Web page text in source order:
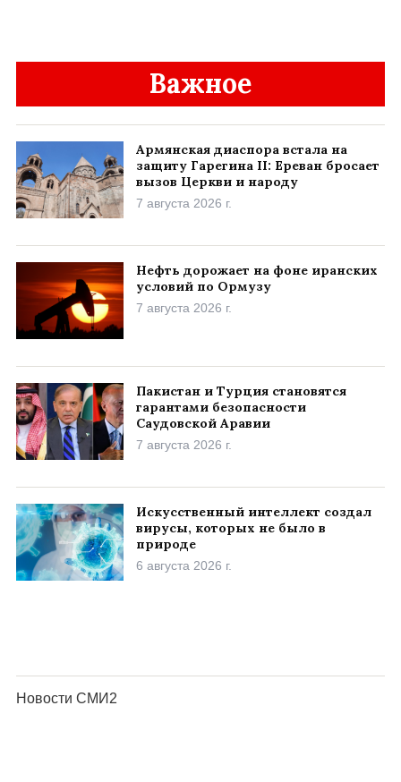
Важное
Армянская диаспора встала на
защиту Гарегина II: Ереван бросает
вызов Церкви и народу
7 августа 2026 г.
Нефть дорожает на фоне иранских
условий по Ормузу
7 августа 2026 г.
Пакистан и Турция становятся
гарантами безопасности
Саудовской Аравии
7 августа 2026 г.
Искусственный интеллект создал
вирусы, которых не было в
природе
6 августа 2026 г.